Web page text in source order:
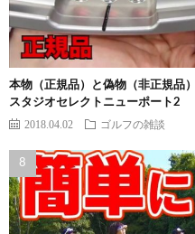
本物（正規品）と偽物（非正規品
スタジオセレクトニューポート2
2018.04.02 ゴルフの雑談